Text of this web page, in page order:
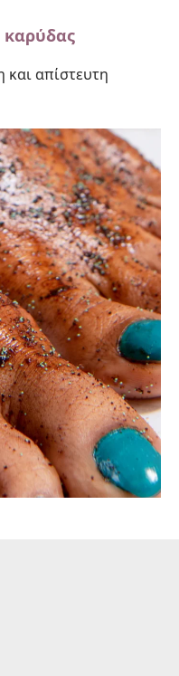
καρύδας
και απίστευτη